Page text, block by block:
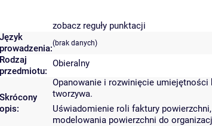
zobacz reguły punktacji
Język
prowadzenia:(brak danych)
Rodzaj
przedmiotu:
Obieralny
Skrócony
opis:
Opanowanie i rozwinięcie umiejętności
tworzywa.
Uświadomienie roli faktury
modelowania powierzchni do